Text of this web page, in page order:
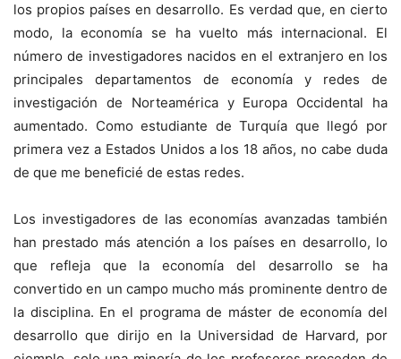
los propios países en desarrollo. Es verdad que, en cierto
modo, la economía se ha vuelto más internacional. El
número de investigadores nacidos en el extranjero en los
principales departamentos de economía y redes de
investigación de Norteamérica y Europa Occidental ha
aumentado. Como estudiante de Turquía que llegó por
primera vez a Estados Unidos a los 18 años, no cabe duda
de que me beneficié de estas redes.
Los investigadores de las economías avanzadas también
han prestado más atención a los países en desarrollo, lo
que refleja que la economía del desarrollo se ha
convertido en un campo mucho más prominente dentro de
la disciplina. En el programa de máster de economía del
desarrollo que dirijo en la Universidad de Harvard, por